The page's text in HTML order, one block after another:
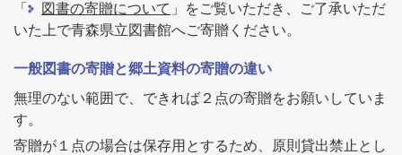
「
図書の寄贈について 」をご覧いただき、ご了承いただ
いた上で青森県立図書館へご寄贈ください。
一般図書の寄贈と郷土資料の寄贈の違い
無理のない範囲で、できれば２点の寄贈をお願いしていま
す。
寄贈が１点の場合は保存用とするため、原則貸出禁止とし